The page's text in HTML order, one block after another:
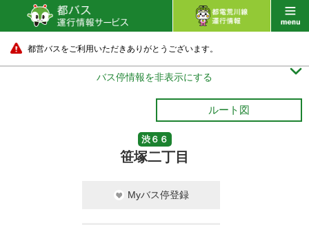
都営バスをご利用いただきありがとうございます。
バス停情報を非表示にする 
ルート図
渋６６
笹塚二丁目
Myバス停登録